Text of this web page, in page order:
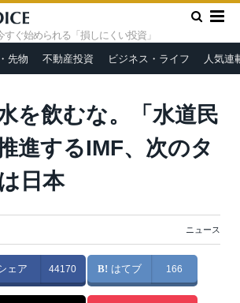
すぐ始められる「損しにくい投資」
先物 不動産投資 ビジネス・ライフ 人気連
»
貧乏人は水を飲むな。「水道民営化」を推
ゲットは日本
を飲むな。「水道民
進するIMF、次のタ
日本
ニュース
ェア 44170 はてブ 166